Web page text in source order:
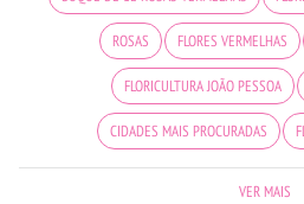
ROSAS FLORES VERMELHAS
FLORICULTURA JOÃO PESSOA
CIDADES MAIS PROCURADAS
VER MAIS